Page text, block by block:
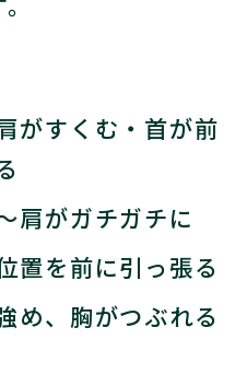
がすくむ・首が前
肩がガチガチに
置を前に引っ張る
め、胸がつぶれる